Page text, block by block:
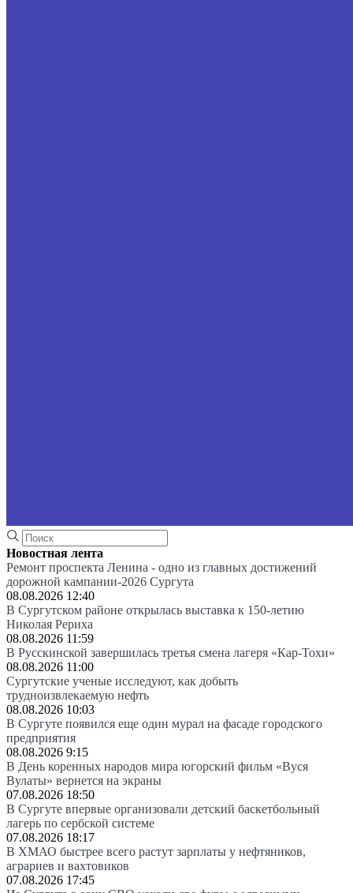
Новостная лента
Ремонт проспекта Ленина - одно из главных достижений
дорожной кампании-2026 Сургута
08.08.2026 12:40
В Сургутском районе открылась выставка к 150-летию
Николая Рериха
08.08.2026 11:59
В Русскинской завершилась третья смена лагеря «Кар-Тохи»
08.08.2026 11:00
Сургутские ученые исследуют, как добыть
трудноизвлекаемую нефть
08.08.2026 10:03
В Сургуте появился еще один мурал на фасаде городского
предприятия
08.08.2026 9:15
В День коренных народов мира югорский фильм «Вуся
Вулаты» вернется на экраны
07.08.2026 18:50
В Сургуте впервые организовали детский баскетбольный
лагерь по сербской системе
07.08.2026 18:17
В ХМАО быстрее всего растут зарплаты у нефтяников,
аграриев и вахтовиков
07.08.2026 17:45